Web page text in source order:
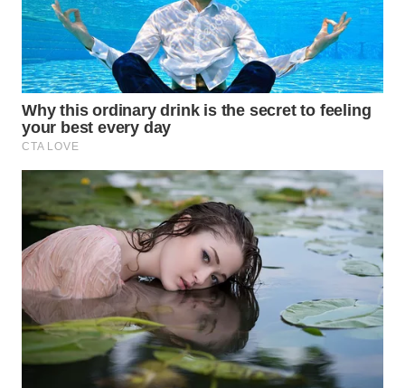
CO ID
WAHANANEWS
NET
WAHANA
SPORT
WAHANA
UMKM
WAHANA
SELEB
WAHANA
PERSONA